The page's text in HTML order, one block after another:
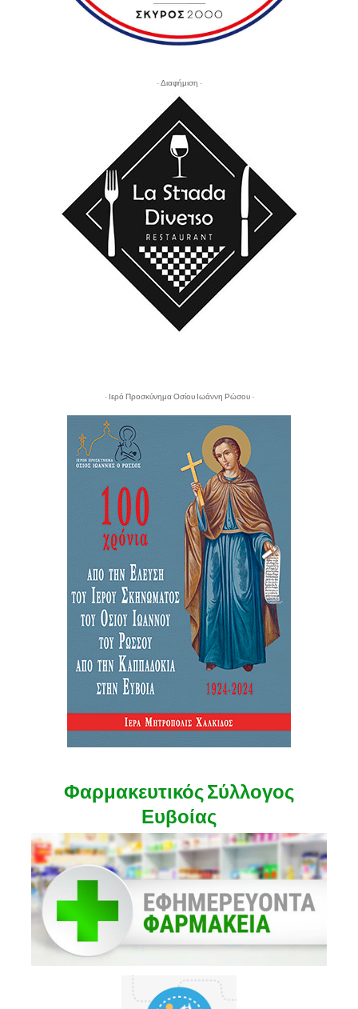
- Διαφήμιση -
- Ιερό Προσκύνημα Οσίου Ιωάννη Ρώσου -
Φαρμακευτικός Σύλλογος
Ευβοίας